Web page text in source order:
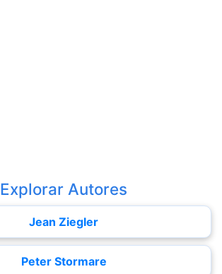
Explorar Autores
Jean Ziegler
Peter Stormare